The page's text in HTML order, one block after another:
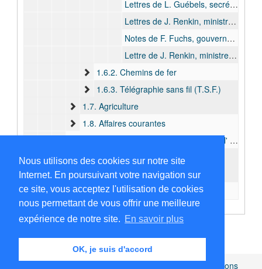
Nous utilisons des cookies sur notre site
Internet. En poursuivant votre navigation sur
ce site, vous acceptez l'utilisation de cookies
nous permettant de vous offrir une meilleure
expérience de notre site. En savoir plus
OK, je suis d'accord
Lettres de L. Guébels, secrétaire général du département de l’Intérieur, du Directeur de la Marine et des Travaux Publics n.n. ainsi que de J. Renkin, ministre des Colonies, concernant le transport de particuliers et liste des vapeurs circulant sur les eaux de la colonie, 1908 - 1911
Lettres de J. Renkin, ministre des Colonies, concernant le transport de particuliers par des vapeurs de la Colonie, 1910 - 1911
Notes de F. Fuchs, gouverneur général faisant fonction, concernant la marine de l’État et le transport de particuliers, bulk: s.d.
Lettre de J. Renkin, ministre des Colonies, concernant la suppression du ravitaillement en produits venant d’Europe des vapeurs du Haut-Congo, 1911
1.6.2. Chemins de fer
1.6.3. Télégraphie sans fil (T.S.F.)
1.7. Agriculture
1.8. Affaires courantes
2. Membre de la Commission chargée de l' étude de la réorganisation de la Force publique (janvier 1912 - mars 1912 )
3. Documentation
XI. Terme 11 (avril 1912 - juin 1913)
XII. Terme 12 (novembre 1913 - avril 1915)
XIII. Carrière post-coloniale
C. Cartes et plans
E. Pièces étrangères au fonds
Mentions